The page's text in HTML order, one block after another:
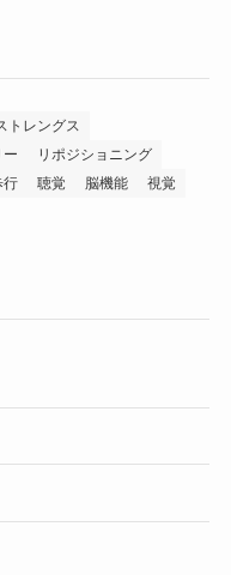
トレングス
ー
リポジショニング
行 聴覚 脳機能
視覚